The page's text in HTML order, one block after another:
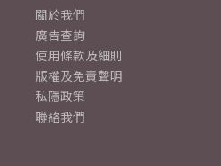
關於我們
廣告查詢
使用條款及細則
版權及免責聲明
私隱政策
聯絡我們